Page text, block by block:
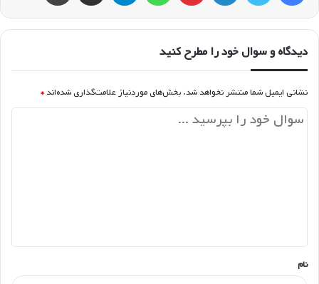
دیدگاه و سوال خود را مطرح کنید
نشانی ایمیل شما منتشر نخواهد شد. بخش‌های موردنیاز علامت‌گذاری شده‌اند *
*
نام